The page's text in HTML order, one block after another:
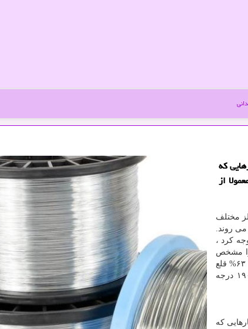
كه
از
مختلف
می روند.
کرد ،
مشخص
می کند. ثابت شده که اگر نسب قلع و سرب ۶۳/۳۷ باشد یعنی ۶۳% قلع
و ۳۷% سرب ، نقطه ذوب در کمترین حد خود و در حدود ۱۹۰ درجه
که